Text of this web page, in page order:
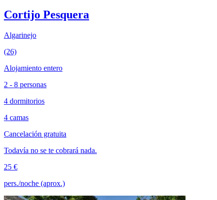
Cortijo Pesquera
Algarinejo
(26)
Alojamiento entero
2 - 8 personas
4 dormitorios
4 camas
Cancelación gratuita
Todavía no se te cobrará nada.
25 €
pers./noche (aprox.)